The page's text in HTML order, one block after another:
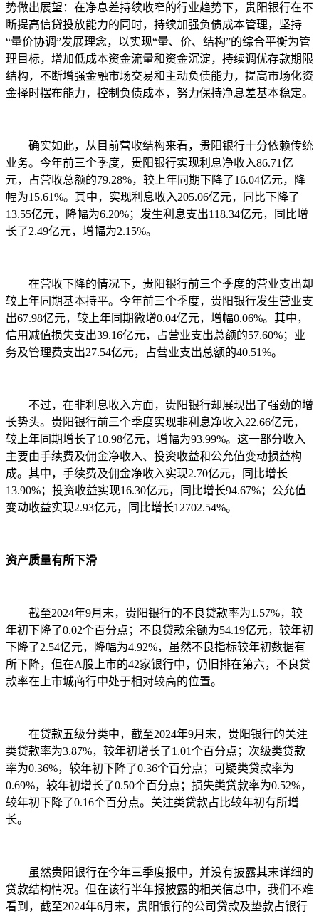
势做出展望：在净息差持续收窄的行业趋势下，贵阳银行在不
断提高信贷投放能力的同时，持续加强负债成本管理，坚持
“量价协调”发展理念，以实现“量、价、结构”的综合平衡为管
理目标，增加低成本资金流量和资金沉淀，持续调优存款期限
结构，不断增强金融市场交易和主动负债能力，提高市场化资
金择时摆布能力，控制负债成本，努力保持净息差基本稳定。
确实如此，从目前营收结构来看，贵阳银行十分依赖传统
业务。今年前三个季度，贵阳银行实现利息净收入86.71亿
元，占营收总额的79.28%，较上年同期下降了16.04亿元，降
幅为15.61%。其中，实现利息收入205.06亿元，同比下降了
13.55亿元，降幅为6.20%；发生利息支出118.34亿元，同比增
长了2.49亿元，增幅为2.15%。
在营收下降的情况下，贵阳银行前三个季度的营业支出却
较上年同期基本持平。今年前三个季度，贵阳银行发生营业支
出67.98亿元，较上年同期微增0.04亿元，增幅0.06%。其中，
信用减值损失支出39.16亿元，占营业支出总额的57.60%；业
务及管理费支出27.54亿元，占营业支出总额的40.51%。
不过，在非利息收入方面，贵阳银行却展现出了强劲的增
长势头。贵阳银行前三个季度实现非利息净收入22.66亿元，
较上年同期增长了10.98亿元，增幅为93.99%。这一部分收入
主要由手续费及佣金净收入、投资收益和公允值变动损益构
成。其中，手续费及佣金净收入实现2.70亿元，同比增长
13.90%；投资收益实现16.30亿元，同比增长94.67%；公允值
变动收益实现2.93亿元，同比增长12702.54%。
资产质量有所下滑
截至2024年9月末，贵阳银行的不良贷款率为1.57%，较
年初下降了0.02个百分点；不良贷款余额为54.19亿元，较年初
下降了2.54亿元，降幅为4.92%，虽然不良指标较年初数据有
所下降，但在A股上市的42家银行中，仍旧排在第六，不良贷
款率在上市城商行中处于相对较高的位置。
在贷款五级分类中，截至2024年9月末，贵阳银行的关注
类贷款率为3.87%，较年初增长了1.01个百分点；次级类贷款
率为0.36%，较年初下降了0.36个百分点；可疑类贷款率为
0.69%，较年初增长了0.50个百分点；损失类贷款率为0.52%，
较年初下降了0.16个百分点。关注类贷款占比较年初有所增
长。
虽然贵阳银行在今年三季度报中，并没有披露其末详细的
贷款结构情况。但在该行半年报披露的相关信息中，我们不难
看到，截至2024年6月末，贵阳银行的公司贷款及垫款占银行